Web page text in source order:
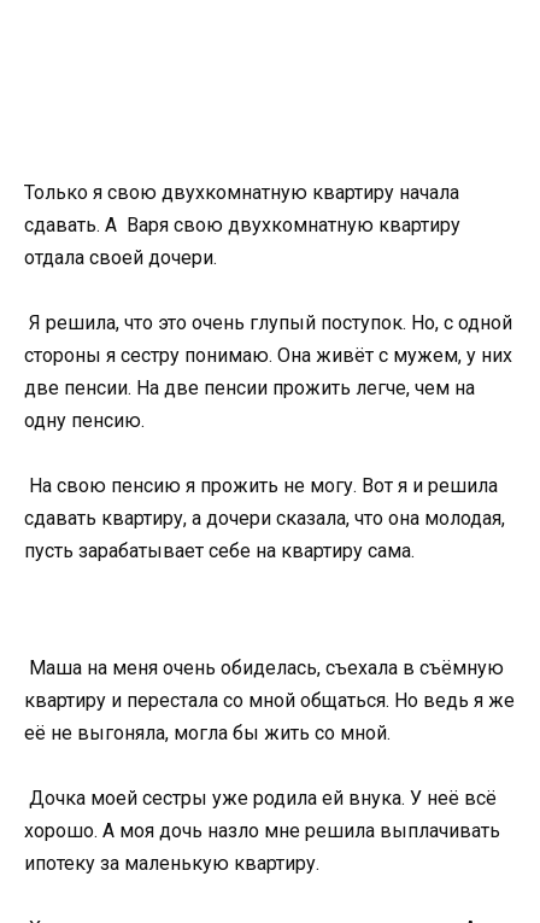
Только я свою двухкомнатную квартиру начала
сдавать. А Варя свою двухкомнатную квартиру
отдала своей дочери.
Я решила, что это очень глупый поступок. Но, с одной
стороны я сестру понимаю. Она живёт с мужем, у них
две пенсии. На две пенсии прожить легче, чем на
одну пенсию.
На свою пенсию я прожить не могу. Вот я и решила
сдавать квартиру, а дочери сказала, что она молодая,
пусть зарабатывает себе на квартиру сама.
Маша на меня очень обиделась, съехала в съёмную
квартиру и перестала со мной общаться. Но ведь я же
её не выгоняла, могла бы жить со мной.
Дочка моей сестры уже родила ей внука. У неё всё
хорошо. А моя дочь назло мне решила выплачивать
ипотеку за маленькую квартиру.